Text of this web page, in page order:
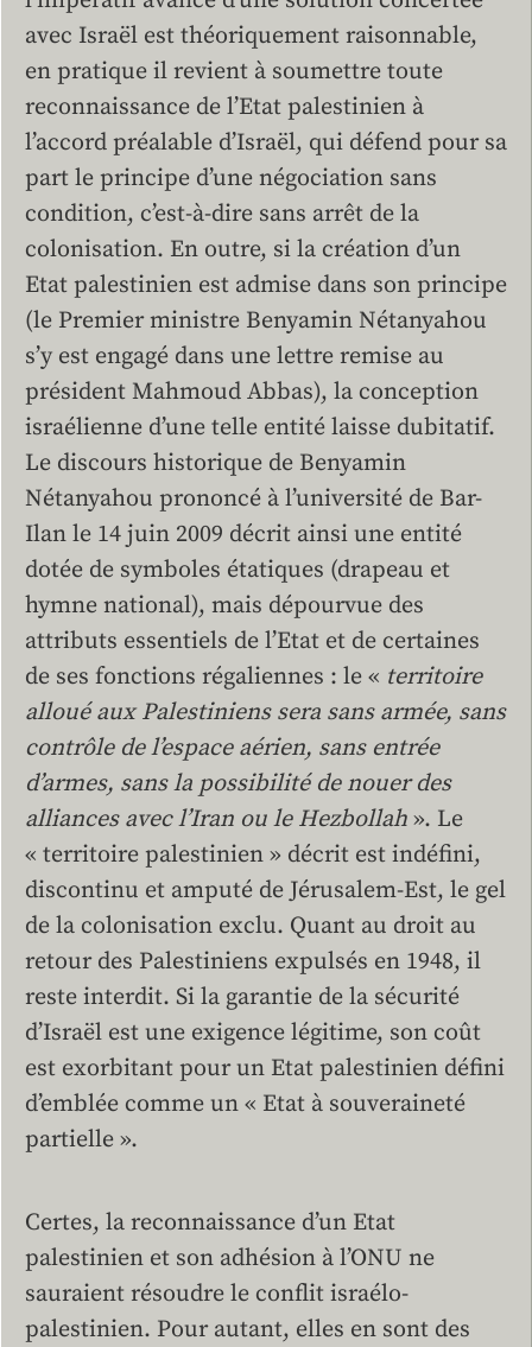
avec Israël est théoriquement raisonnable,
en pratique il revient à soumettre toute
reconnaissance de l’Etat palestinien à
l’accord préalable d’Israël, qui défend pour sa
part le principe d’une négociation sans
condition, c’est-à-dire sans arrêt de la
colonisation. En outre, si la création d’un
Etat palestinien est admise dans son principe
(le Premier ministre Benyamin Nétanyahou
s’y est engagé dans une lettre remise au
président Mahmoud Abbas), la conception
israélienne d’une telle entité laisse dubitatif.
Le discours historique de Benyamin
Nétanyahou prononcé à l’université de Bar-
Ilan le 14 juin 2009 décrit ainsi une entité
dotée de symboles étatiques (drapeau et
hymne national), mais dépourvue des
attributs essentiels de l’Etat et de certaines
de ses fonctions régaliennes : le « territoire
alloué aux Palestiniens sera sans armée, sans
contrôle de l’espace aérien, sans entrée
d’armes, sans la possibilité de nouer des
alliances avec l’Iran ou le Hezbollah ». Le
« territoire palestinien » décrit est indéfini,
discontinu et amputé de Jérusalem-Est, le gel
de la colonisation exclu. Quant au droit au
retour des Palestiniens expulsés en 1948, il
reste interdit. Si la garantie de la sécurité
d’Israël est une exigence légitime, son coût
est exorbitant pour un Etat palestinien défini
d’emblée comme un « Etat à souveraineté
partielle ».
Certes, la reconnaissance d’un Etat
palestinien et son adhésion à l’ONU ne
sauraient résoudre le conflit israélo-
palestinien. Pour autant, elles en sont des